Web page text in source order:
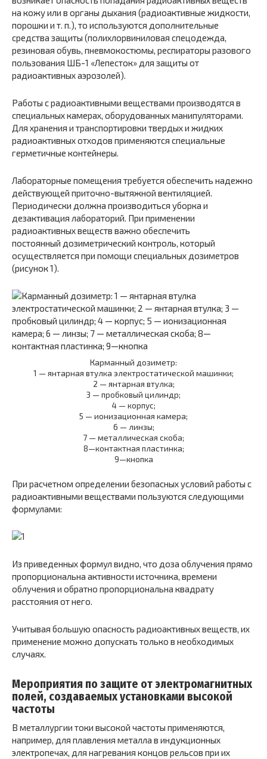
на кожу или в органы дыхания (радиоактивные жидкости,
порошки и т. п.), то используются дополнительные
средства защиты (полихлорвиниловая спецодежда,
резиновая обувь, пневмокостюмы, респираторы разового
пользования ШБ-1 «Лепесток» для защиты от
радиоактивных аэрозолей).
Работы с радиоактивными веществами производятся в
специальных камерах, оборудованных манипуляторами.
Для хранения и транспортировки твердых и жидких
радиоактивных отходов применяются специальные
герметичные контейнеры.
Лабораторные помещения требуется обеспечить надежно
действующей приточно-вытяжной вентиляцией.
Периодически должна производиться уборка и
дезактивация лабораторий. При применении
радиоактивных веществ важно обеспечить
постоянный дозиметрический контроль, который
осуществляется при помощи специальных дозиметров
(рисунок 1).
Карманный дозиметр:
1 — янтарная втулка электростатической машинки;
2 — янтарная втулка;
3 — пробковый цилиндр;
4 — корпус;
5 — ионизационная камера;
6 — линзы;
7 — металлическая скоба;
8—контактная пластинка;
9—кнопка
При расчетном определении безопасных условий работы с
радиоактивными веществами пользуются следующими
формулами:
Из приведенных формул видно, что доза облучения прямо
пропорциональна активности источника, времени
облучения и обратно пропорциональна квадрату
расстояния от него.
Учитывая большую опасность радиоактивных веществ, их
применение можно допускать только в необходимых
случаях.
Мероприятия по защите от электромагнитных
полей, создаваемых установками высокой
частоты
В металлургии токи высокой частоты применяются,
например, для плавления металла в индукционных
электропечах, для нагревания концов рельсов при их